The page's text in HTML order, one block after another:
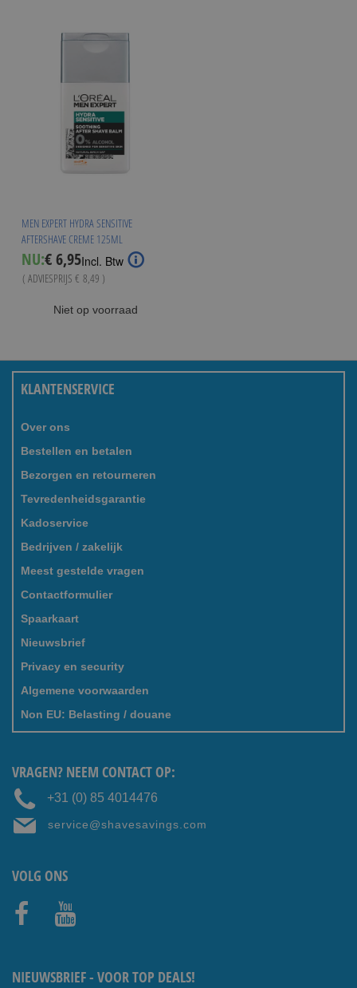
MEN EXPERT HYDRA SENSITIVE
AFTERSHAVE CREME 125ML
NU:Special
Price
€ 6,95Incl. Btw
( ADVIESPRIJS € 8,49 )
Niet op voorraad
KLANTENSERVICE
Over ons
Bestellen en betalen
Bezorgen en retourneren
Tevredenheidsgarantie
Kadoservice
Bedrijven / zakelijk
Meest gestelde vragen
Contactformulier
Spaarkaart
Nieuwsbrief
Privacy en security
Algemene voorwaarden
Non EU: Belasting / douane
VRAGEN? NEEM CONTACT OP:
+31 (0) 85 4014476
service@shavesavings.com
VOLG ONS
NIEUWSBRIEF - VOOR TOP DEALS!